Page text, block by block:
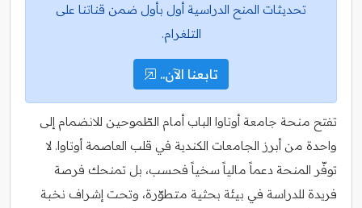
تحديثات المنح الدراسية أول بأول ضمن قناتنا على
التلغرام.
تابعنا الآن..
تفتح منحة جامعة أوتاوا الباب أمام الطّموحين للانضمام إلى
واحدة من أبرز الجامعات الكندية في قلب العاصمة أوتاوا. لا
توفّر المنحة دعماً مالياً سخياً فحسب، بل تمنحك فرصة
فريدة للدراسة في بيئة بحثية متطوّرة، وتحت إشراف نخبة